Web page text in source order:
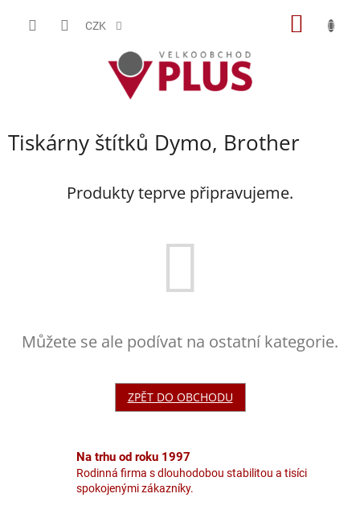
CZK
Tiskárny štítků Dymo, Brother
Produkty teprve připravujeme.
Můžete se ale podívat na ostatní kategorie.
ZPĚT DO OBCHODU
Na trhu od roku 1997
Rodinná firma s dlouhodobou stabilitou a tisíci
spokojenými zákazníky.